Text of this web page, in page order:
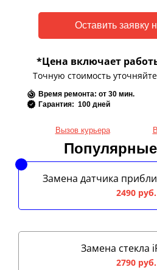
*Цена включает
Точную стоимость
Время ремонта: от 30 мин.
Гарантия: 100 дней
Вызов курьера
Популярные
Замена датчика
2490 руб.
Замена стекла
2790 руб.